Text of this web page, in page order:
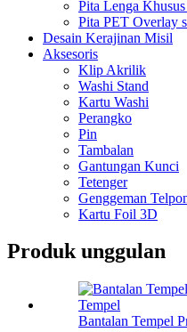
Pita Lenga
Pita PET Overlay
Desain Kerajinan Misil
Aksesoris
Klip Akrilik
Washi Stand
Kartu Washi
Perangko
Pin
Tambalan
Gantungan Kunci
Tetenger
Genggeman
Kartu Foil 3D
Produk unggulan
Bantalan Tempel